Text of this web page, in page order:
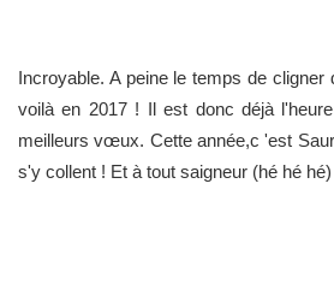
Incroyable. A peine le temps de cligner
voilà en 2017 ! Il est donc déjà
meilleurs vœux. Cette année,c 'est
s'y collent ! Et à tout saigneur (hé hé